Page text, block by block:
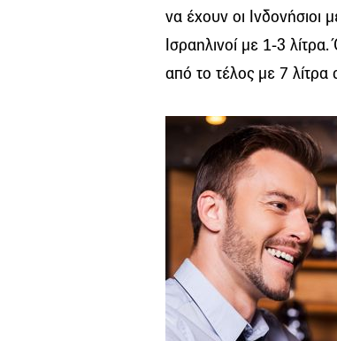
να έχουν οι Ινδονήσιοι
Ισραηλινοί με 1-3
από το τέλος με 7 λίτρα